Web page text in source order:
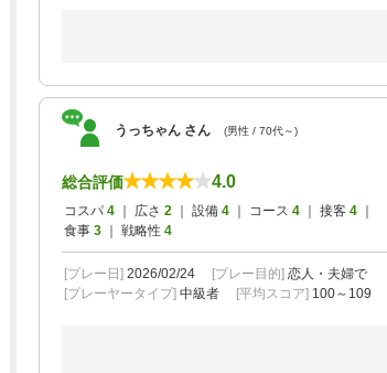
うっちゃん さん (男性 / 70代～)
総合評価 4.0
コスパ 4 ｜ 広さ 2 ｜ 設備 4 ｜ コース 4 ｜ 接客 4
食事 3 ｜ 戦略性 4
[プレー日] 2026/02/24 [プレー目的] 恋人・夫婦で
[プレーヤータイプ] 中級者 [平均スコア] 100～109